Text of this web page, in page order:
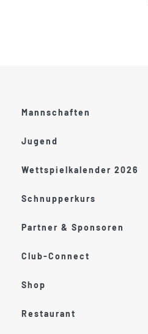
Mannschaften
Jugend
Wettspielkalender 2026
Schnupperkurs
Partner & Sponsoren
Club-Connect
Shop
Restaurant